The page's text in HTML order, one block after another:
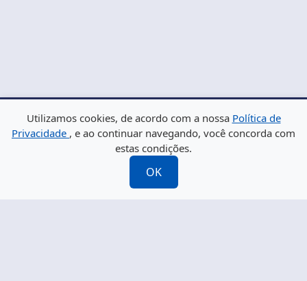
O maior portal de notícias de Mogi das Cruzes, Suzano,
Itaquá e de todas as cidades da região do Alto Tietê.
Informação de qualidade e credibilidade.
Utilizamos cookies, de acordo com a nossa Política de
Privacidade , e ao continuar navegando, você concorda com
estas condições.
OK